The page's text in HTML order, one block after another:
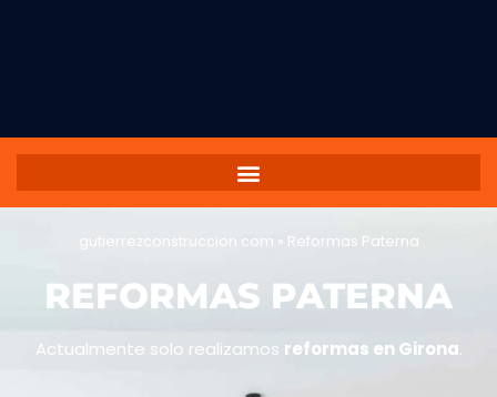
gutierrezconstruccion.com » Reformas Paterna
REFORMAS PATERNA
Actualmente solo realizamos reformas en Girona.